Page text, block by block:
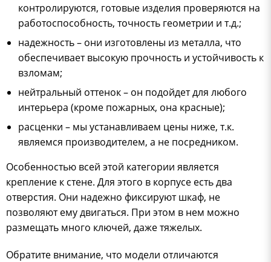
контролируются, готовые изделия проверяются на
работоспособность, точность геометрии и т.д.;
надежность – они изготовлены из металла, что
обеспечивает высокую прочность и устойчивость к
взломам;
нейтральный оттенок – он подойдет для любого
интерьера (кроме пожарных, она красные);
расценки – мы устанавливаем цены ниже, т.к.
являемся производителем, а не посредником.
Особенностью всей этой категории является
крепление к стене. Для этого в корпусе есть два
отверстия. Они надежно фиксируют шкаф, не
позволяют ему двигаться. При этом в нем можно
размещать много ключей, даже тяжелых.
Обратите внимание, что модели отличаются